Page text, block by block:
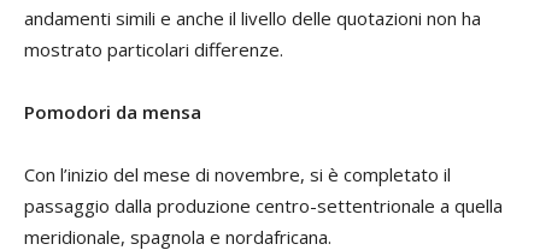
andamenti simili e anche il livello delle quotazioni non ha
mostrato particolari differenze.
Pomodori da mensa
Con l’inizio del mese di novembre, si è completato il
passaggio dalla produzione centro-settentrionale a quella
meridionale, spagnola e nordafricana.